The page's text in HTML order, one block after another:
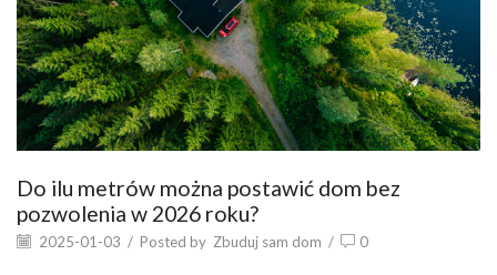
Do ilu metrów można postawić dom bez
pozwolenia w 2026 roku?
2025-01-03 / Posted by Zbuduj sam dom / 0